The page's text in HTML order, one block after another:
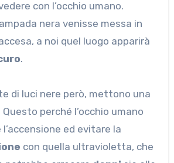
con l’occhio umano.
nera venisse messa in
a noi quel luogo apparirà
.
di luci nere però, mettono una
Questo perché l’occhio umano
ed evitare la
con quella ultravioletta, che